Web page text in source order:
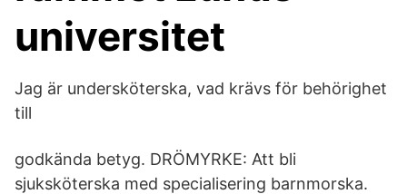
universitet
Jag är undersköterska, vad krävs för behörighet
till
godkända betyg. DRÖMYRKE: Att bli
sjuksköterska med specialisering barnmorska.